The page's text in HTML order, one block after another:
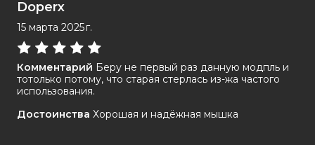
Doperx
15 марта 2025 г.
Комментарий Беру не первый раз данную модпль и
тотолько потому, что старая стерлась из-жа частого
использования.
Достоинства Хорошая и надёжная мышка